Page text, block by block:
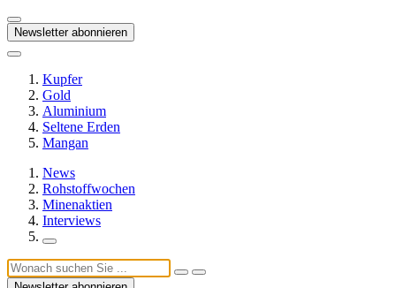
Newsletter abonnieren
Kupfer
Gold
Aluminium
Seltene Erden
Mangan
News
Rohstoffwochen
Minenaktien
Interviews